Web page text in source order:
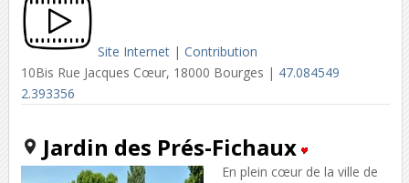
Site Internet| Contribution
10Bis Rue Jacques Cœur, 18000 Bourges | 47.084549
2.393356
Jardin des Prés-Fichaux
En plein cœur de la ville de